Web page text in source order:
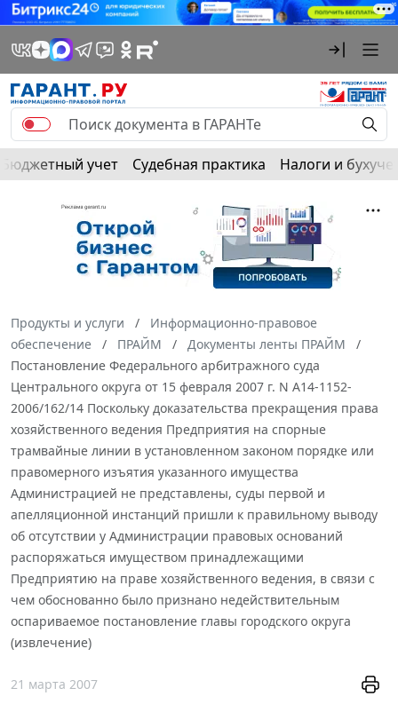
Бюджетный учет Судебная практика Налоги и
Продукты и услуги
Информационно-правовое
обеспечение
ПРАЙМ
Документы ленты ПРАЙМ
Постановление Федерального арбитражного суда
Центрального округа от 15 февраля 2007 г. N А14-1152-
2006/162/14 Поскольку доказательства прекращения права
хозяйственного ведения Предприятия на спорные
трамвайные линии в установленном законом порядке или
правомерного изъятия указанного имущества
Администрацией не представлены, суды первой и
апелляционной инстанций пришли к правильному выводу
об отсутствии у Администрации правовых оснований
распоряжаться имуществом принадлежащими
Предприятию на праве хозяйственного ведения, в связи с
чем обоснованно было признано недействительным
оспариваемое постановление главы городского округа
(извлечение)
21 марта 2007